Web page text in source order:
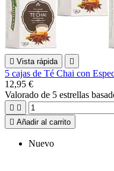
 Vista rápida 
5 cajas de Té Chai con
12,95 €
Valorado de 5 estrellas
 
 Añadir al carrito
Nuevo